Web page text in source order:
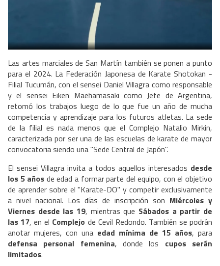
Las artes marciales de San Martín también se ponen a punto
para el 2024. La Federación Japonesa de Karate Shotokan -
Filial Tucumán, con el sensei Daniel Villagra como responsable
y el sensei Eiken Maehamasaki como Jefe de Argentina,
retomó los trabajos luego de lo que fue un año de mucha
competencia y aprendizaje para los futuros atletas. La sede
de la filial es nada menos que el Complejo Natalio Mirkin,
caracterizada por ser una de las escuelas de karate de mayor
convocatoria siendo una "Sede Central de Japón".
El sensei Villagra invita a todos aquellos interesados desde
los 5 años de edad a formar parte del equipo, con el objetivo
de aprender sobre el "Karate-DO" y competir exclusivamente
a nivel nacional. Los días de inscripción son Miércoles y
Viernes desde las 19, mientras que Sábados a partir de
las 17, en el Complejo de Cevil Redondo. También se podrán
anotar mujeres, con una edad mínima de 15 años, para
defensa personal femenina, donde los cupos serán
limitados.